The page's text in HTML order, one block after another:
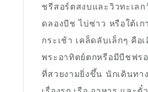
ชรีสอร์ตสงบและวิวทะเลก
ดลองบีช ไบ่ซ่าว หรือใต้เก
กระเช้า เคล็ดลับเล็กๆ คือ
พระอาทิตย์ตกหรือมีบีชฟร
ที่สวยงามยิ่งขึ้น นักเดินทา